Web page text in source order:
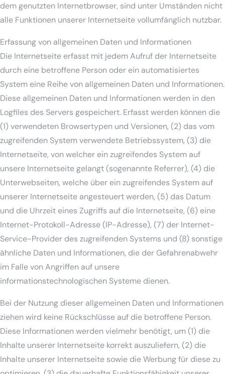
dem genutzten Internetbrowser, sind unter Umständen nicht
alle Funktionen unserer Internetseite vollumfänglich nutzbar.
Erfassung von allgemeinen Daten und Informationen
Die Internetseite erfasst mit jedem Aufruf der Internetseite
durch eine betroffene Person oder ein automatisiertes
System eine Reihe von allgemeinen Daten und Informationen.
Diese allgemeinen Daten und Informationen werden in den
Logfiles des Servers gespeichert. Erfasst werden können die
(1) verwendeten Browsertypen und Versionen, (2) das vom
zugreifenden System verwendete Betriebssystem, (3) die
Internetseite, von welcher ein zugreifendes System auf
unsere Internetseite gelangt (sogenannte Referrer), (4) die
Unterwebseiten, welche über ein zugreifendes System auf
unserer Internetseite angesteuert werden, (5) das Datum
und die Uhrzeit eines Zugriffs auf die Internetseite, (6) eine
Internet-Protokoll-Adresse (IP-Adresse), (7) der Internet-
Service-Provider des zugreifenden Systems und (8) sonstige
ähnliche Daten und Informationen, die der Gefahrenabwehr
im Falle von Angriffen auf unsere
informationstechnologischen Systeme dienen.
Bei der Nutzung dieser allgemeinen Daten und Informationen
ziehen wird keine Rückschlüsse auf die betroffene Person.
Diese Informationen werden vielmehr benötigt, um (1) die
Inhalte unserer Internetseite korrekt auszuliefern, (2) die
Inhalte unserer Internetseite sowie die Werbung für diese zu